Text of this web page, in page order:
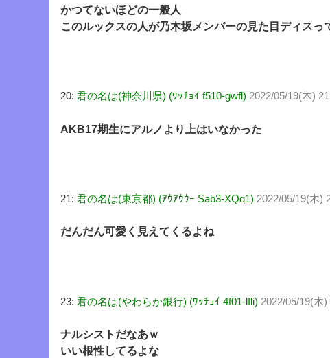
かつてないほどの一般人
このルックスの人が乃木坂メンバーの見た目ディスっ
20: 君の名は(神奈川県) (ﾜｯﾁｮｲ f510-gwfl) 2022/05/19(木)
AKB17期生にアルノより上はいなかった
21: 君の名は(東京都) (ｱｳｱｳｳｰ Sab3-XQq1) 2022/05/19(木)
だんだん可愛く見えてくるよね
23: 君の名は(やわらか銀行) (ﾜｯﾁｮｲ 4f01-lIli) 2022/05/19(木
ナルシストだなあｗ
いい根性してるよな